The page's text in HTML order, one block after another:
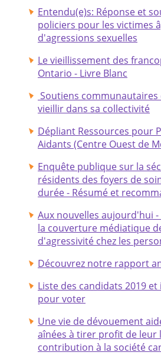
Entendu(e)s: Réponse et
policiers pour les victimes
d'agressions sexuelles
Le vieillissement des
Ontario - Livre Blanc
Soutiens communautaires
vieillir dans sa collectivité
Dépliant Ressources pour
Aidants (Centre Ouest de
Enquête publique sur la
résidents des foyers de
durée - Résumé et
Aux nouvelles aujourd'hui
la couverture médiatique
d'agressivité chez les
Découvrez notre rapport
Liste des candidats 2019
pour voter
Une vie de dévouement
aînées à tirer profit de leur
contribution à la société